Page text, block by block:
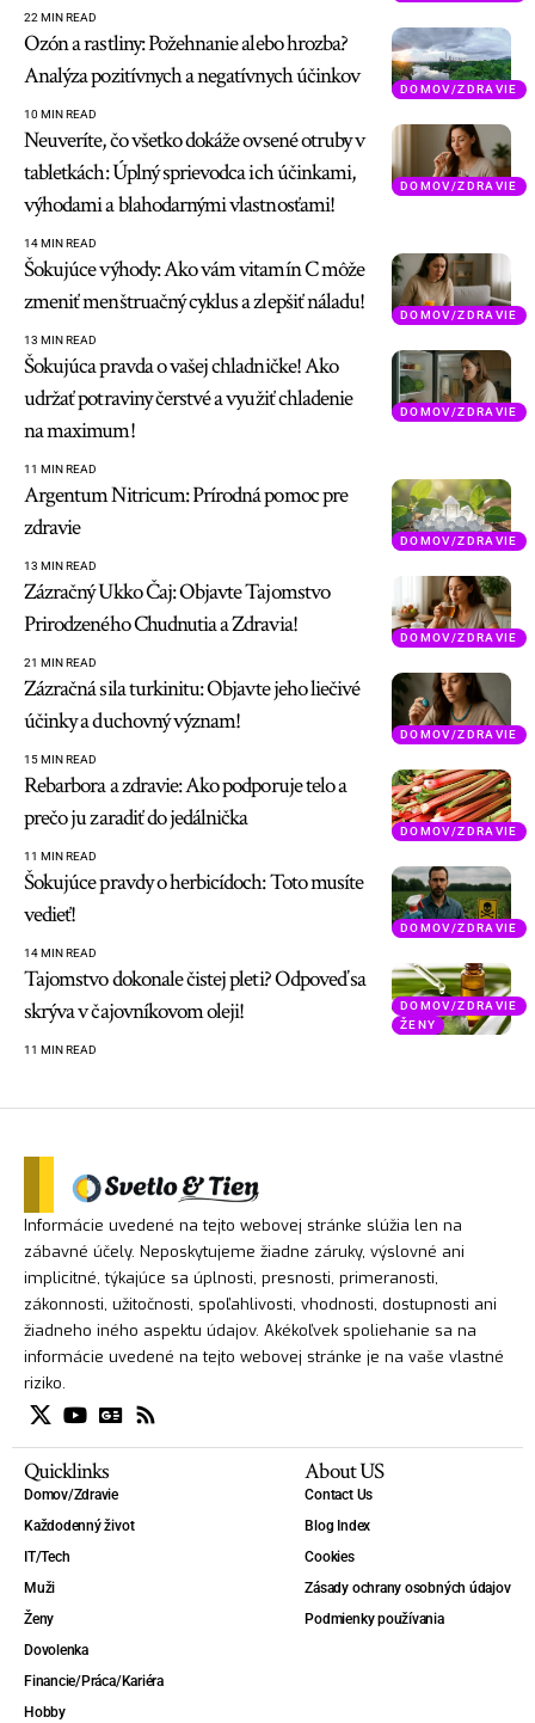
22 MIN READ
DOMOV/ZDRAVIE
Ozón a rastliny: Požehnanie alebo hrozba?
Analýza pozitívnych a negatívnych účinkov
10 MIN READ
DOMOV/ZDRAVIE
Neuveríte, čo všetko dokáže ovsené otruby v
tabletkách: Úplný sprievodca ich účinkami,
výhodami a blahodarnými vlastnosťami!
14 MIN READ
DOMOV/ZDRAVIE
Šokujúce výhody: Ako vám vitamín C môže
zmeniť menštruačný cyklus a zlepšiť náladu!
13 MIN READ
DOMOV/ZDRAVIE
Šokujúca pravda o vašej chladničke! Ako
udržať potraviny čerstvé a využiť chladenie
na maximum!
11 MIN READ
DOMOV/ZDRAVIE
Argentum Nitricum: Prírodná pomoc pre
zdravie
13 MIN READ
DOMOV/ZDRAVIE
Zázračný Ukko Čaj: Objavte Tajomstvo
Prirodzeného Chudnutia a Zdravia!
21 MIN READ
DOMOV/ZDRAVIE
Zázračná sila turkinitu: Objavte jeho liečivé
účinky a duchovný význam!
15 MIN READ
DOMOV/ZDRAVIE
Rebarbora a zdravie: Ako podporuje telo a
prečo ju zaradiť do jedálnička
11 MIN READ
DOMOV/ZDRAVIE
Šokujúce pravdy o herbicídoch: Toto musíte
vedieť!
14 MIN READ
DOMOV/ZDRAVIE
ŽENY
Tajomstvo dokonale čistej pleti? Odpoveď sa
skrýva v čajovníkovom oleji!
11 MIN READ
Informácie uvedené na tejto webovej stránke slúžia len na
zábavné účely. Neposkytujeme žiadne záruky, výslovné ani
implicitné, týkajúce sa úplnosti, presnosti, primeranosti,
zákonnosti, užitočnosti, spoľahlivosti, vhodnosti, dostupnosti ani
žiadneho iného aspektu údajov. Akékoľvek spoliehanie sa na
informácie uvedené na tejto webovej stránke je na vaše vlastné
riziko.
Quicklinks
Domov/Zdravie
Každodenný život
IT/Tech
Muži
Ženy
Dovolenka
Financie/Práca/Kariéra
Hobby
About US
Contact Us
Blog Index
Cookies
Zásady ochrany osobných údajov
Podmienky používania